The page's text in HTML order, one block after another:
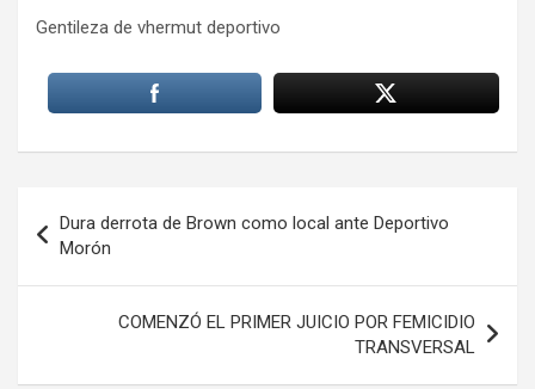
Gentileza de vhermut deportivo
de
entradas
Dura derrota de Brown como local ante Deportivo
Morón
COMENZÓ EL PRIMER JUICIO POR FEMICIDIO
TRANSVERSAL